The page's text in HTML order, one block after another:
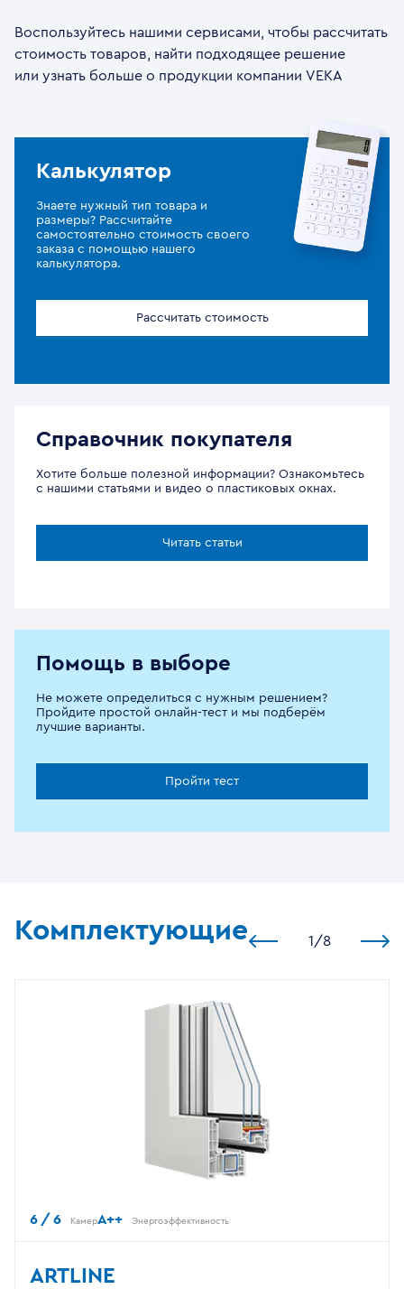
Воспользуйтесь нашими сервисами, чтобы рассчитать
стоимость товаров, найти подходящее решение
или узнать больше о продукции компании VEKA
Калькулятор
Знаете нужный тип товара и
размеры? Рассчитайте
самостоятельно стоимость своего
заказа с помощью нашего
калькулятора.
Рассчитать стоимость
Справочник покупателя
Хотите больше полезной информации? Ознакомьтесь
с нашими статьями и видео о пластиковых окнах.
Читать статьи
Помощь в выборе
Не можете определиться с нужным решением?
Пройдите простой онлайн-тест и мы подберём
лучшие варианты.
Пройти тест
Комплектующие 1 /8
6 / 6 КамерA++ Энергоэффективность
ARTLINE